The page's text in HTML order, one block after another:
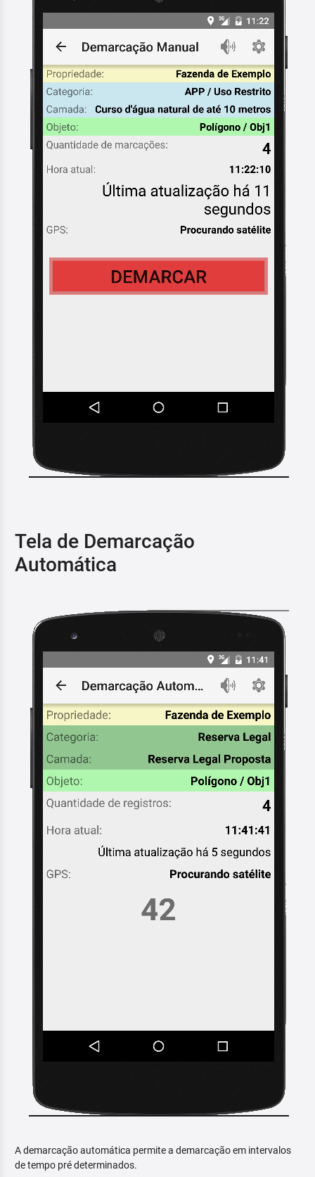
Tela de Demarcação
Automática
A demarcação automática permite a demarcação em intervalos
de tempo pré determinados.